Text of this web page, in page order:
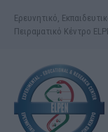
Ερευνητικό,
Πειραματικό Κέντρο